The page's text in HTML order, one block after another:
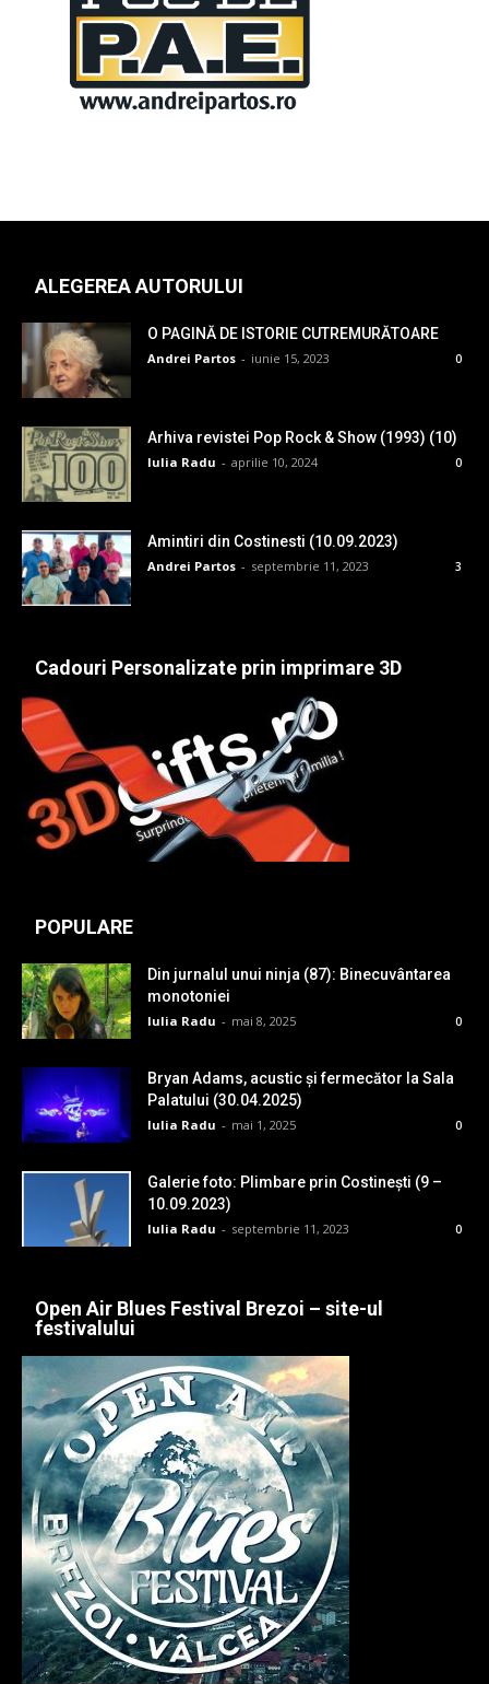
ALEGEREA AUTORULUI
O PAGINĂ DE ISTORIE CUTREMURĂTOARE
Andrei Partos - iunie 15, 2023 0
Arhiva revistei Pop Rock & Show (1993) (10)
Iulia Radu - aprilie 10, 2024 0
Amintiri din Costinesti (10.09.2023)
Andrei Partos - septembrie 11, 2023 3
Cadouri Personalizate prin imprimare 3D
POPULARE
Din jurnalul unui ninja (87): Binecuvântarea
monotoniei
Iulia Radu - mai 8, 2025 0
Bryan Adams, acustic și fermecător la Sala
Palatului (30.04.2025)
Iulia Radu - mai 1, 2025 0
Galerie foto: Plimbare prin Costinești (9 –
10.09.2023)
Iulia Radu - septembrie 11, 2023 0
Open Air Blues Festival Brezoi – site-ul
festivalului